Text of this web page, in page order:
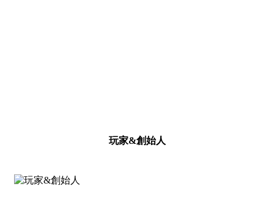
玩家&創始人